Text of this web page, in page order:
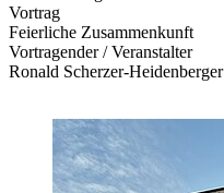
Vortrag
Feierliche Zusammenkunft
Vortragender / Veranstalter
Ronald Scherzer-Heidenberger